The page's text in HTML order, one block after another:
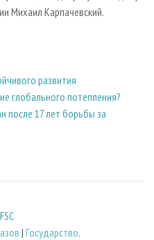
Михаил Карпачевский.
развития
глобального потепления?
после 17 лет борьбы за
| Государство,